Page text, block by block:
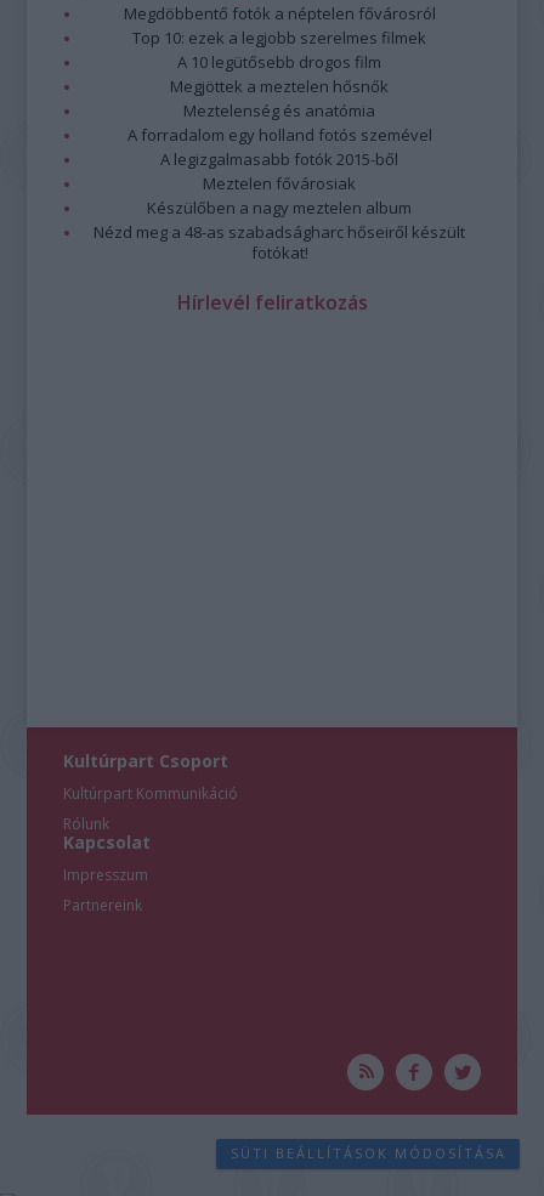
Megdöbbentő fotók a néptelen fővárosról
Top 10: ezek a legjobb szerelmes filmek
A 10 legütősebb drogos film
Megjöttek a meztelen hősnők
Meztelenség és anatómia
A forradalom egy holland fotós szemével
A legizgalmasabb fotók 2015-ből
Meztelen fővárosiak
Készülőben a nagy meztelen album
Nézd meg a 48-as szabadságharc hőseiről készült
fotókat!
Hírlevél feliratkozás
Kultúrpart Csoport
Kultúrpart Kommunikáció
Rólunk
Kapcsolat
Impresszum
Partnereink
SÜTI BEÁLLÍTÁSOK MÓDOSÍTÁSA